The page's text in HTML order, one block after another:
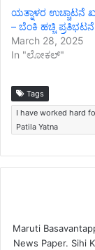
ಯತ್ನಾಳರ ಉಚ್ಚಾಟನೆ
– ಬೆಂಕಿ ಹಚ್ಚಿ ಪ್ರತಿಭಟನೆ
March 28, 2025
In "ಲೋಕಲ್"
Tags
I have worked hard
Patila Yatna
Maruti
News Paper. Sihi